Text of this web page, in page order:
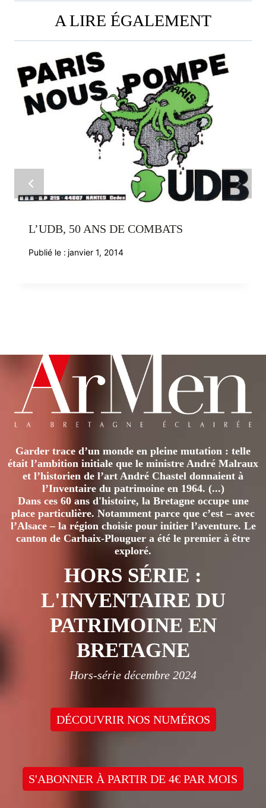
A LIRE ÉGALEMENT
L’UDB, 50 ANS DE COMBATS
Publié le : janvier 1, 2014
Garder trace d’un monde en pleine mutation : telle
était l’ambition initiale que le ministre André Malraux
et l’historien de l’art André Chastel donnaient à
l’Inventaire du patrimoine en 1964. (...)
Dans ces 60 ans d'histoire, la Bretagne occupe une
place particulière. Notamment parce que c’est – avec
l’Alsace – la région choisie pour initier l’aventure. Le
canton de Carhaix-Plouguer a été le premier à être
exploré.
HORS SÉRIE :
L'INVENTAIRE DU
PATRIMOINE EN
BRETAGNE
Hors-série décembre 2024
DÉCOUVRIR NOS NUMÉROS
S'ABONNER À PARTIR DE 4€ PAR MOIS